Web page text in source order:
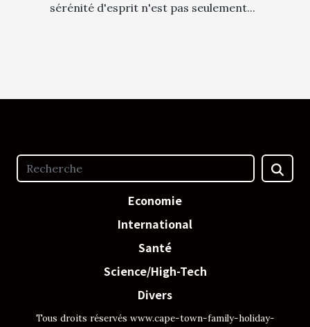
sérénité d'esprit n'est pas seulement...
Economie
International
Santé
Science/High-Tech
Divers
Tous droits réservés www.cape-town-family-holiday-